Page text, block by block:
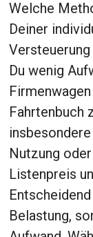
Welche
Deiner
Du wenig
Fahrtenbuch
Nutzung
Listenpreis
Belastung,